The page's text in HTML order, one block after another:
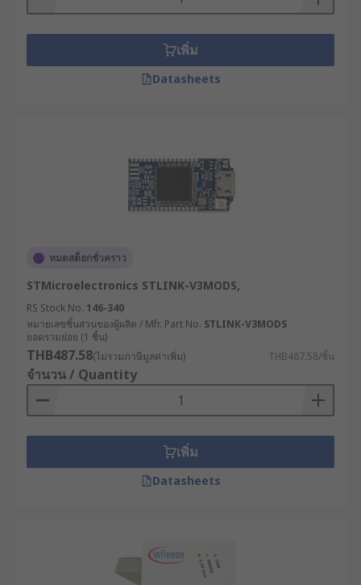
งานและความต้องการเฉพาะในแต่ละโครงการ โดย
1. ตัวดีบักเกอร์ในวงจร (In-Circuit
และตรวจสอบการทำงานของโปรแกรมในฮาร์ดแวร์
จริง โดยสามารถตั้งจุดพัก (Breakpoints), ดูค่ารีจิส
เตอร์, ตรวจสอบและแก้ไขหน่วยความจำ, รวมทั้ง
ปัจจุบัน ICD มักใช้เทคโนโลยี JTAG หรือ SWD ในการ
เชื่อมต่อกับไมโครคอนโทรลเลอร์ ทำให้การดีบัก
สามารถทำได้อย่างแม่นยำและรวดเร็วในสภาพ
แวดล้อมการทำงานจริง
2. อีมูเลเตอร์ในวงจร (In-Circuit
Emulator, ICE)
ไมโครคอนโทรลเลอร์จริงในวงจร โดยสามารถจำลอง
การทำงานของ CPU และอุปกรณ์ต่อพ่วงต่าง ๆ ได้อย่าง
สมบูรณ์ ซึ่งช่วยให้วิศวกรสามารถทดสอบและดีบัก
ในปัจจุบัน ICE แบบดั้งเดิมเริ่มถูกแทนที่ด้วย ICD ที่ใช้
JTAG/SWD เนื่องจากต้นทุนต่ำกว่าและสามารถใช้งาน
เพิ่ม
Datasheets
หมดสต็อกชั่วคราว
STMicroelectronics STLINK-V3MODS,
RS Stock No. 146-340
หมายเลขชิ้นส่วนของผู้ผลิต / Mfr. Part No. STLINK-V3MODS
ยอดรวมย่อย (1 ชิ้น)
THB487.58(ไม่รวมภาษีมูลค่าเพิ่ม) THB487.58/ชิ้น
จำนวน / Quantity
เพิ่ม
Datasheets